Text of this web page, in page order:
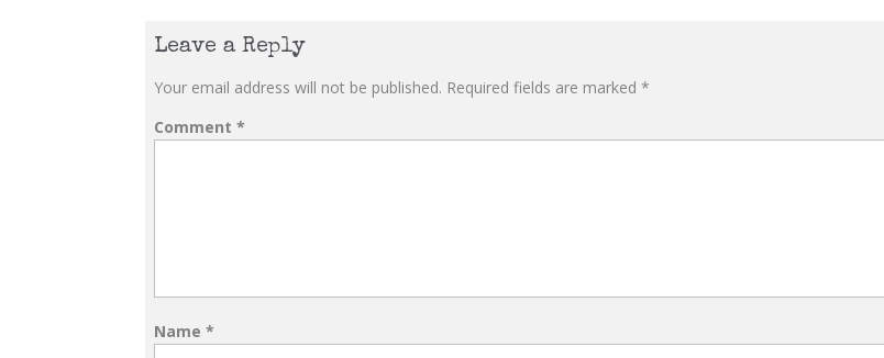
Leave a Reply
Your email address will not be published. Required fields are marked *
Comment *
Name *